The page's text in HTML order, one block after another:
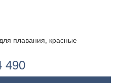
плавания, красные
490